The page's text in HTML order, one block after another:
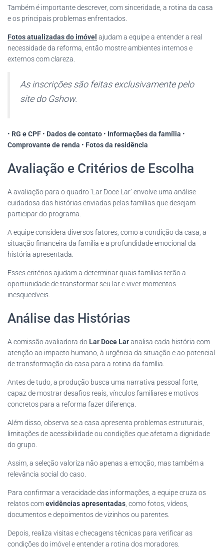
Também é importante descrever, com sinceridade, a rotina da casa
e os principais problemas enfrentados.
Fotos atualizadas do imóvel ajudam a equipe a entender a real
necessidade da reforma, então mostre ambientes internos e
externos com clareza.
As inscrições são feitas exclusivamente pelo
site do Gshow.
• RG e CPF • Dados de contato • Informações da família •
Comprovante de renda • Fotos da residência
Avaliação e Critérios de Escolha
A avaliação para o quadro ‘Lar Doce Lar’ envolve uma análise
cuidadosa das histórias enviadas pelas famílias que desejam
participar do programa.
A equipe considera diversos fatores, como a condição da casa, a
situação financeira da família e a profundidade emocional da
história apresentada.
Esses critérios ajudam a determinar quais famílias terão a
oportunidade de transformar seu lar e viver momentos
inesquecíveis.
Análise das Histórias
A comissão avaliadora do Lar Doce Laranalisa cada história com
atenção ao impacto humano, à urgência da situação e ao potencial
de transformação da casa para a rotina da família.
Antes de tudo, a produção busca uma narrativa pessoal forte,
capaz de mostrar desafios reais, vínculos familiares e motivos
concretos para a reforma fazer diferença.
Além disso, observa se a casa apresenta problemas estruturais,
limitações de acessibilidade ou condições que afetam a dignidade
do grupo.
Assim, a seleção valoriza não apenas a emoção, mas também a
relevância social do caso.
Para confirmar a veracidade das informações, a equipe cruza os
relatos comevidências apresentadas , como fotos, vídeos,
documentos e depoimentos de vizinhos ou parentes.
Depois, realiza visitas e checagens técnicas para verificar as
condições do imóvel e entender a rotina dos moradores.